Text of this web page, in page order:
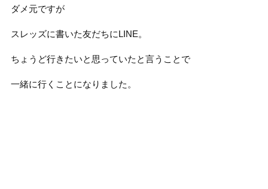
ダメ元ですが
スレッズに書いた友だちにLINE。
ちょうど行きたいと思っていたと言うことで
一緒に行くことになりました。